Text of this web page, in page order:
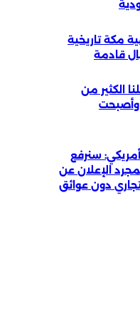
مكة تاريخية
قادمة
الكثير من
وأصبحت
سنرفع
الإعلان عن
دون عوائق